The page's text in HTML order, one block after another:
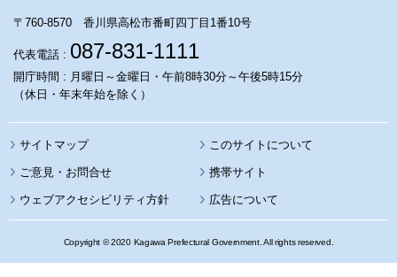
〒760-8570 香川県高松市番町四丁目1番10号
代表電話 : 087-831-1111
開庁時間 : 月曜日～金曜日・午前8時30分～午後5時15分
（休日・年末年始を除く）
サイトマップ このサイトについて
携帯サイト
ウェブアクセシビリティ方針 広告について
Copyright © 2020 Kagawa Prefectural Government. All rights reserved.